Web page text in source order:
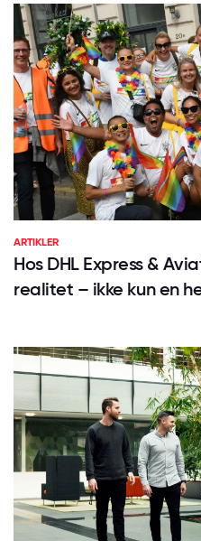
ARTIKLER
Hos DHL Express &
realitet – ikke kun en